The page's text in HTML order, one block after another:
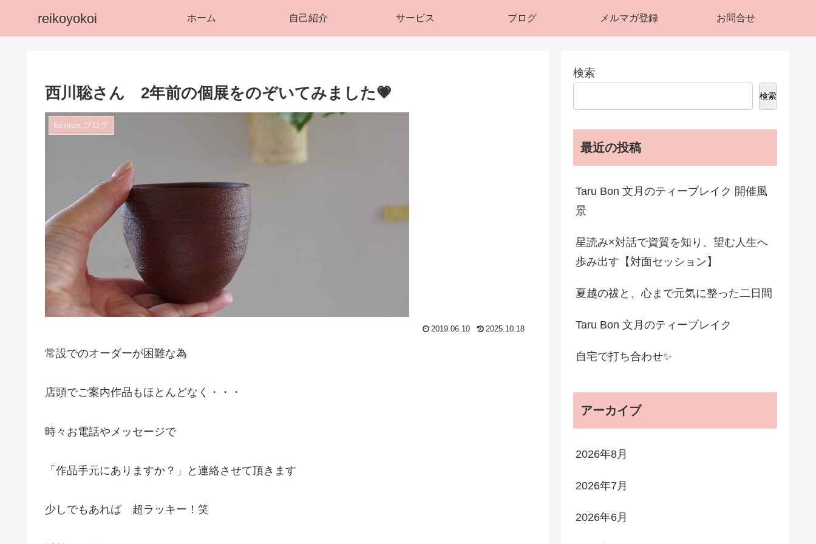
reikoyokoi ホーム 自己紹介 サービス ブログ メルマガ登録 お問合せ
西川聡さん 2年前の個展をのぞいてみました💗
bonton.ブログ
2019.06.10 2025.10.18
常設でのオーダーが困難な為
店頭でご案内作品もほとんどなく・・・
時々お電話やメッセージで
「作品手元にありますか？」と連絡させて頂きます
少しでもあれば 超ラッキー！笑
検索
検索
最近の投稿
Taru Bon 文月のティーブレイク 開催風
景
星読み×対話で資質を知り、望む人生へ
歩み出す【対面セッション】
夏越の祓と、心まで元気に整った二日間
Taru Bon 文月のティーブレイク
自宅で打ち合わせ✨
アーカイブ
2026年8月
2026年7月
2026年6月